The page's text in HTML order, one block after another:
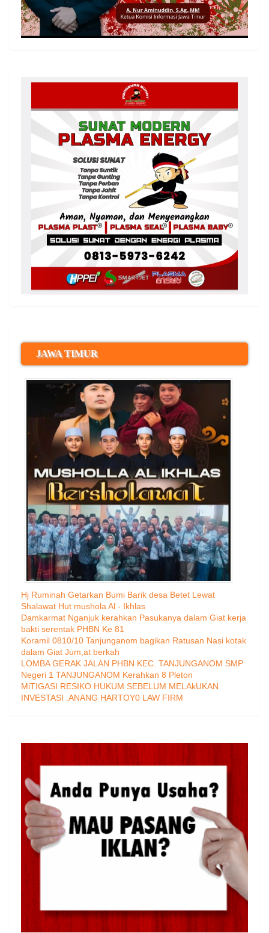
JAWA TIMUR
Hj Ruminah Getarkan Bumi Barik desa Betet Lewat
Shalawat Hut mushola Al - Ikhlas
Damkarmat Nganjuk kerahkan Pasukanya dalam Giat kerja
bakti serentak PHBN Ke 81
Koramil 0810/10 Tanjunganom bagikan Ratusan Nasi kotak
dalam Giat Jum,at berkah
LOMBA GERAK JALAN PHBN KEC. TANJUNGANOM SMP
Negeri 1 TANJUNGANOM Kerahkan 8 Pleton
MiTIGASI RESIKO HUKUM SEBELUM MELAkUKAN
INVESTASI .ANANG HARTOY0 LAW FIRM